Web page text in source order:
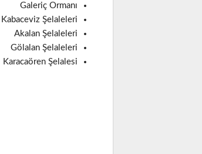
Galeriç Ormanı
Kabaceviz Şelaleleri
Akalan Şelaleleri
Gölalan Şelaleleri
Karacaören Şelalesi